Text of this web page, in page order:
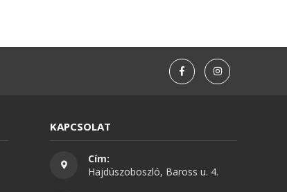
KAPCSOLAT
Cím:
Hajdúszoboszló, Baross u. 4.